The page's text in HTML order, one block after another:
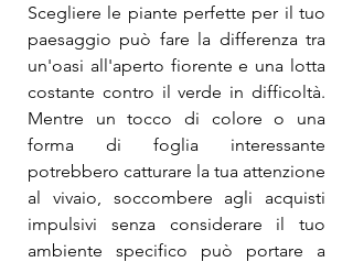
Scegliere le piante perfette per il tuo
paesaggio può fare la differenza tra
un'oasi all'aperto fiorente e una lotta
costante contro il verde in difficoltà.
Mentre un tocco di colore o una
forma di foglia interessante
potrebbero catturare la tua attenzione
al vivaio, soccombere agli acquisti
impulsivi senza considerare il tuo
ambiente specifico può portare a